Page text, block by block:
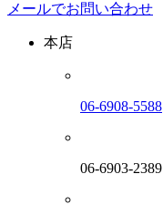
メールでお問い合わせ
本店
06-6908-5588
06-6903-2389